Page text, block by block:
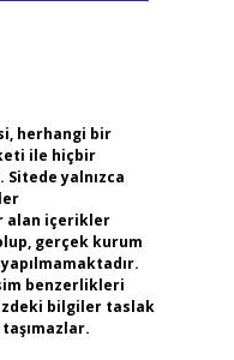
herhangi bir
ile hiçbir
Sitede yalnızca
alan içerikler
gerçek kurum
benzerlikleri
bilgiler taslak